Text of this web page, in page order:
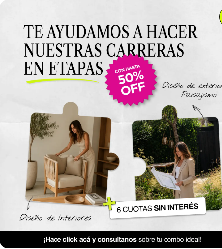
Anterior Clase
Clase 11
Materiales
Plantas Aromas Ornamentos en diseño de Interiones